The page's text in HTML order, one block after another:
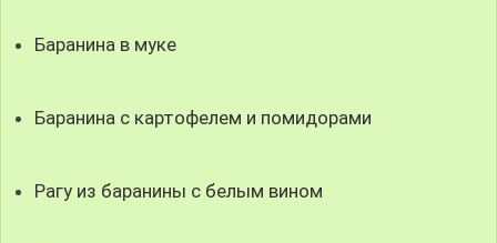
Баранина в муке
Баранина с картофелем и помидорами
Рагу из баранины с белым вином